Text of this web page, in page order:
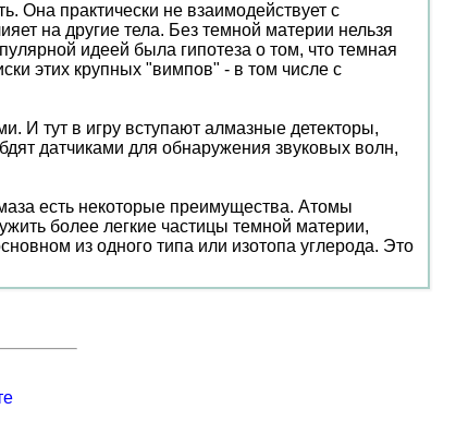
Она практически не взаимодействует с
на другие тела. Без темной материи нельзя
идеей была гипотеза о том, что темная
этих крупных "вимпов" - в том числе с
И тут в игру вступают алмазные детекторы,
датчиками для обнаружения звуковых волн,
есть некоторые преимущества. Атомы
более легкие частицы темной материи,
из одного типа или изотопа углерода. Это